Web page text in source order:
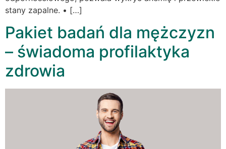
stany zapalne. • […]
Pakiet badań dla mężczyzn
– świadoma profilaktyka
zdrowia